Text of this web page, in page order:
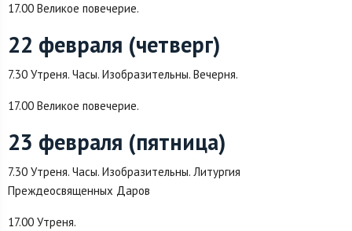
17.00 Великое повечерие.
22 февраля (четверг)
7.30 Утреня. Часы. Изобразительны. Вечерня.
17.00 Великое повечерие.
23 февраля (пятница)
7.30 Утреня. Часы. Изобразительны. Литургия
Преждеосвященных Даров
17.00 Утреня.